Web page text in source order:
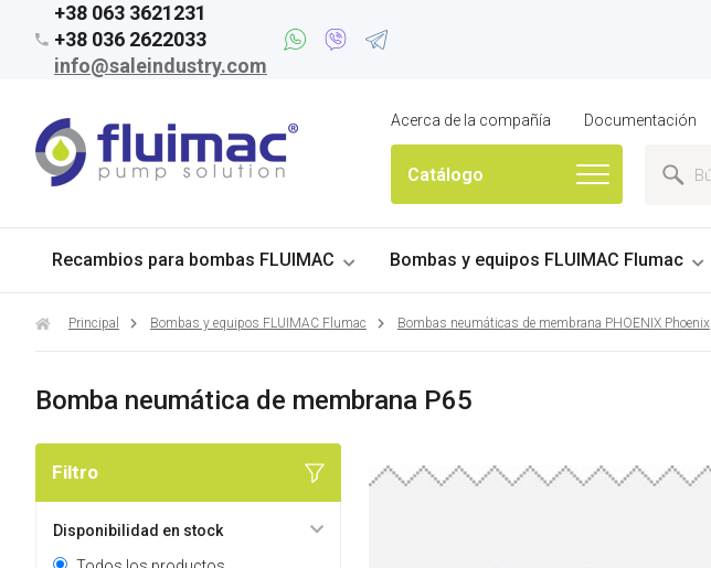
+38 063 3621231
+38 036 2622033
info@saleindustry.com
Acerca de la compañía Documentación
Catálogo
Recambios para bombas FLUIMAC Bombas y equipos FLUIMAC Flumac
Principal Bombas y equipos FLUIMAC Flumac Bombas neumáticas de membrana PHOENIX Phoenix
Bomba neumática de membrana P65
Filtro
Disponibilidad en stock